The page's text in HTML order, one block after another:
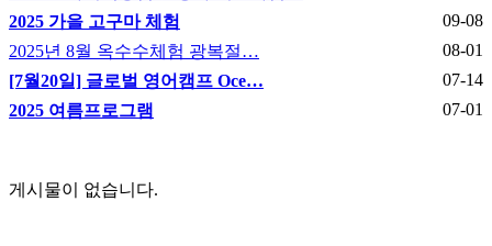
2025 가을 고구마 체험
09-08
2025년 8월 옥수수체험 광복절…
08-01
[7월20일] 글로벌 영어캠프 Oce…
07-14
2025 여름프로그램
07-01
게시물이 없습니다.